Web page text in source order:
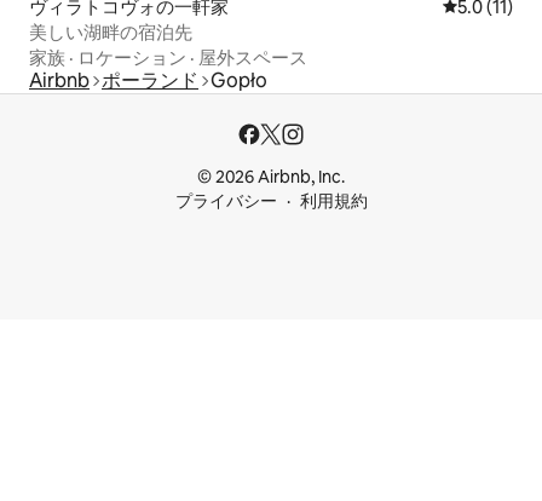
ヴィラトコヴォの一軒家 レビュー11
5.0 (11)
美しい湖畔の宿泊先
家族 · ロケーション · 屋外スペース
Airbnb ポーランド Gopło
© 2026 Airbnb, Inc.
プライバシー
利用規約